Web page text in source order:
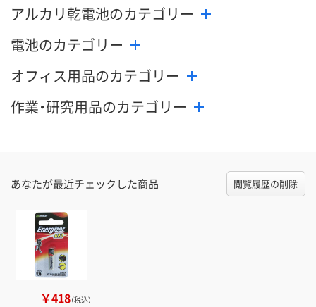
アルカリ乾電池のカテゴリー
電池のカテゴリー
オフィス用品のカテゴリー
作業・研究用品のカテゴリー
あなたが最近チェックした商品 閲覧履歴の削除
￥418（税込）